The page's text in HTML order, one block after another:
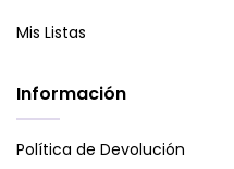
Mis Listas
Información
Política de Devolución